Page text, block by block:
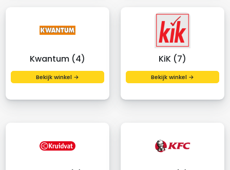
Kwantum (4)
Bekijk winkel →
KiK (7)
Bekijk winkel →